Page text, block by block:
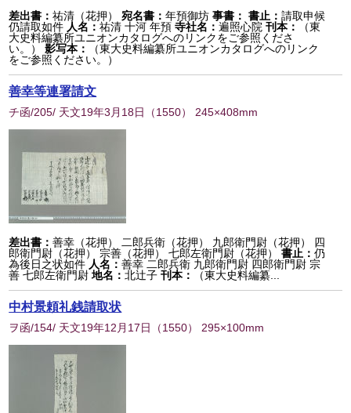
差出書：祐清（花押） 宛名書：年預御坊 事書： 書止：請取申候
仍請取如件 人名：祐清 十河 年預 寺社名：遍照心院 刊本：
（東
大史料編纂所ユニオンカタログへのリンクをご参照くださ
い。）
影写本：
（東大史料編纂所ユニオンカタログへのリンク
をご参照ください。）
善幸等連署請文
チ函/205/ 天文19年3月18日 （1550） 245×408mm
差出書：善幸（花押） 二郎兵衛（花押） 九郎衛門尉（花押） 四
郎衛門尉（花押） 宗善（花押） 七郎左衛門尉（花押）
書止：仍
為後日之状如件 人名：善幸 二郎兵衛 九郎衛門尉 四郎衛門尉 宗
善 七郎左衛門尉 地名：北辻子 刊本： （東大史料編纂...
中村景頼礼銭請取状
ヲ函/154/ 天文19年12月17日 （1550） 295×100mm